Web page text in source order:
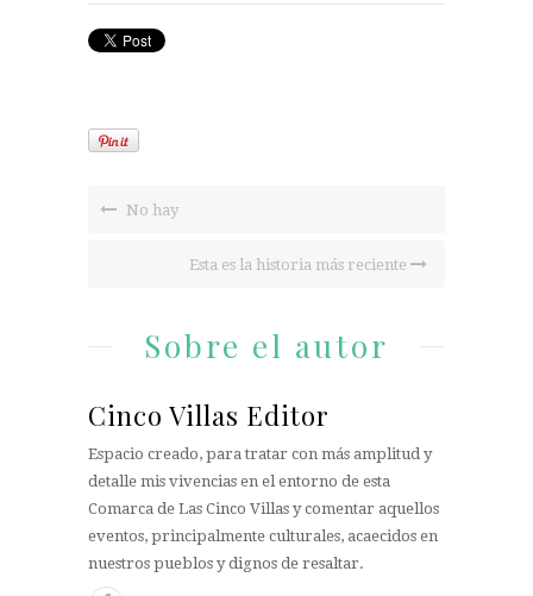
No hay
Esta es la historia más reciente
Sobre el autor
Cinco Villas Editor
Espacio creado, para tratar con más amplitud y
detalle mis vivencias en el entorno de esta
Comarca de Las Cinco Villas y comentar aquellos
eventos, principalmente culturales, acaecidos en
nuestros pueblos y dignos de resaltar.